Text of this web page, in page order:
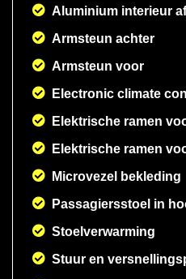
Aluminium interieur
Armsteun achter
Armsteun voor
Electronic climate
Elektrische ramen
Elektrische ramen
Microvezel bekleding
Passagiersstoel in
Stoelverwarming
Stuur en